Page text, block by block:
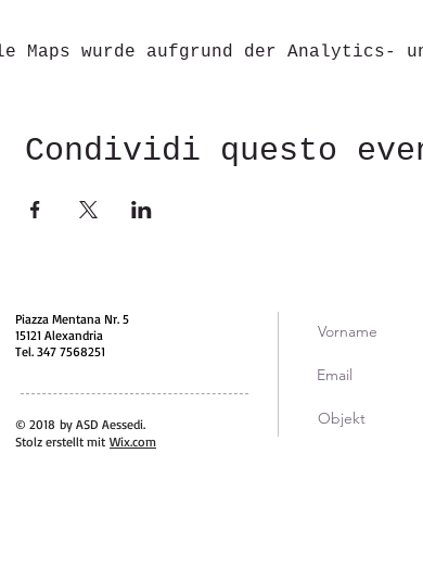
Maps wurde aufgrund der
Condividi questo
Piazza Mentana Nr. 5
15121 Alexandria
Tel. 347 7568251
© 2018 by ASD Aessedi.
Stolz erstellt mit Wix.com